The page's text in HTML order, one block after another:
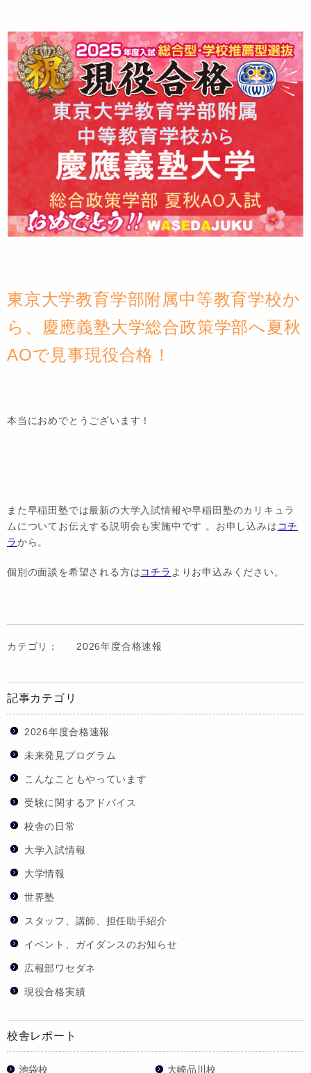
東京大学教育学部附属中等教育学校か
ら、慶應義塾大学総合政策学部へ夏秋
AOで見事現役合格！
本当におめでとうございます！
また早稲田塾では最新の大学入試情報や早稲田塾のカリキュラ
ムについてお伝えする説明会も実施中です 。お申し込みは コチ
ラから。
個別の面談を希望される方はコチラ よりお申込みください。
カテゴリ： 2026年度合格速報
記事カテゴリ
2026年度合格速報
未来発見プログラム
こんなこともやっています
受験に関するアドバイス
校舎の日常
大学入試情報
大学情報
世界塾
スタッフ、講師、担任助手紹介
イベント、ガイダンスのお知らせ
広報部ワセダネ
現役合格実績
校舎レポート
池袋校 大崎品川校